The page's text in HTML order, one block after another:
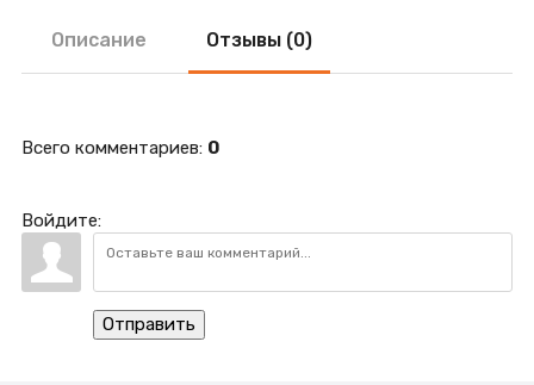
Описание Отзывы (0)
Всего комментариев: 0
Войдите:
Отправить